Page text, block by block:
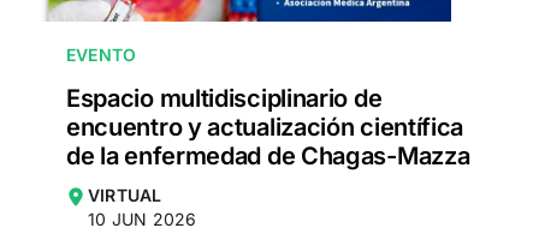
EVENTO
Espacio multidisciplinario de
encuentro y actualización científica
de la enfermedad de Chagas-Mazza
VIRTUAL
10 JUN 2026